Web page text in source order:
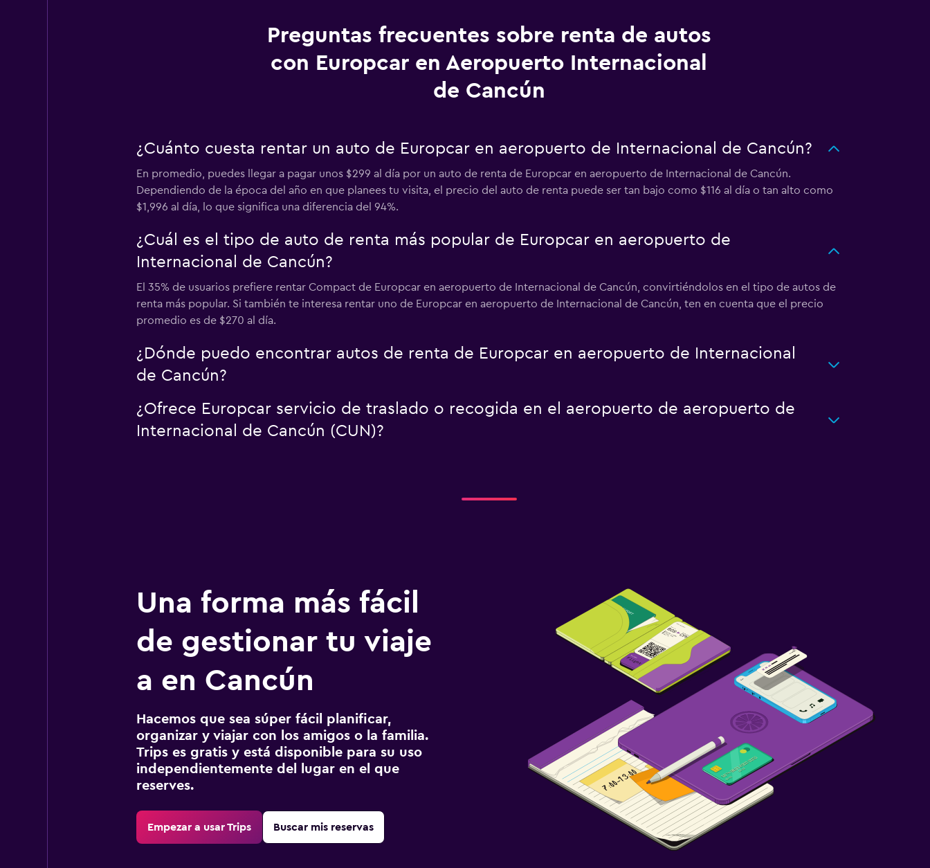
Preguntas frecuentes sobre renta de autos
con Europcar en Aeropuerto Internacional
de Cancún
¿Cuánto cuesta rentar un auto de Europcar en aeropuerto de Internacional de Cancún?
En promedio, puedes llegar a pagar unos $299 al día por un auto de renta de Europcar en aeropuerto de Internacional de Cancún.
Dependiendo de la época del año en que planees tu visita, el precio del auto de renta puede ser tan bajo como $116 al día o tan alto como
$1,996 al día, lo que significa una diferencia del 94%.
¿Cuál es el tipo de auto de renta más popular de Europcar en aeropuerto de
Internacional de Cancún?
El 35% de usuarios prefiere rentar Compact de Europcar en aeropuerto de Internacional de Cancún, convirtiéndolos en el tipo de autos de
renta más popular. Si también te interesa rentar uno de Europcar en aeropuerto de Internacional de Cancún, ten en cuenta que el precio
promedio es de $270 al día.
¿Dónde puedo encontrar autos de renta de Europcar en aeropuerto de Internacional
de Cancún?
¿Ofrece Europcar servicio de traslado o recogida en el aeropuerto de aeropuerto de
Internacional de Cancún (CUN)?
Una forma más fácil
de gestionar tu viaje
a en Cancún
Hacemos que sea súper fácil planificar,
organizar y viajar con los amigos o la familia.
Trips es gratis y está disponible para su uso
independientemente del lugar en el que
reserves.
Empezar a usar Trips Buscar mis reservas